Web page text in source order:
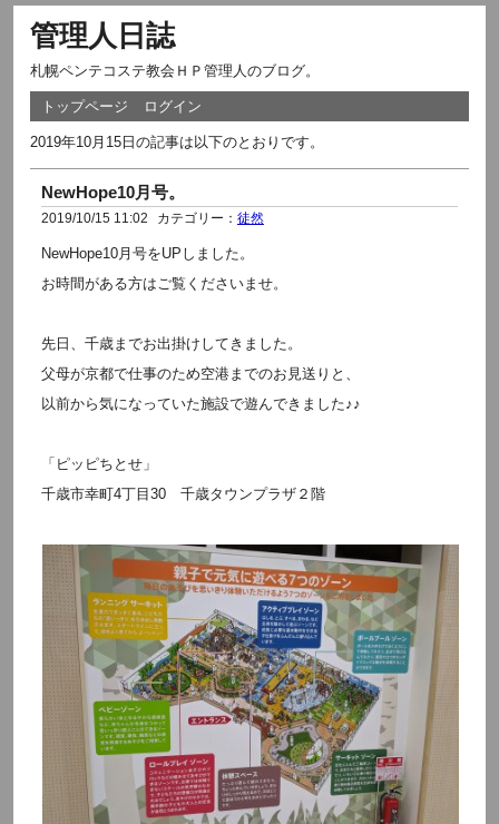
管理人日誌
札幌ペンテコステ教会ＨＰ管理人のブログ。
トップページ ログイン
2019年10月15日の記事は以下のとおりです。
NewHope10月号。
2019/10/15 11:02 カテゴリー： 徒然
NewHope10月号をUPしました。
お時間がある方はご覧くださいませ。
先日、千歳までお出掛けしてきました。
父母が京都で仕事のため空港までのお見送りと、
以前から気になっていた施設で遊んできました♪♪
「ピッピちとせ」
千歳市幸町4丁目30 千歳タウンプラザ２階